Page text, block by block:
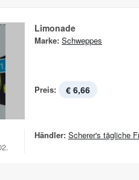
Limonade
Marke: Schweppes
Preis: € 6,66
Händler: Scherer's tägliche